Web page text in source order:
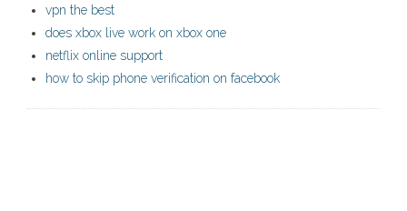
vpn the best
does xbox live work on xbox one
netflix online support
how to skip phone verification on facebook